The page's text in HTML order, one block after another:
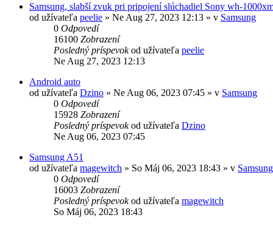
Samsung, slabší zvuk pri pripojení slúchadiel Sony wh-
od užívateľa peelie » Ne Aug 27, 2023 12:13 » v Samsung
0 Odpovedí
16100 Zobrazení
Posledný príspevokod užívateľa peelie
Ne Aug 27, 2023 12:13
Android auto
od užívateľa Dzino » Ne Aug 06, 2023 07:45 » v Samsung
0 Odpovedí
15928 Zobrazení
Posledný príspevokod užívateľa Dzino
Ne Aug 06, 2023 07:45
Samsung A51
od užívateľa magewitch » So Máj 06, 2023 18:43 » v Samsung
0 Odpovedí
16003 Zobrazení
Posledný príspevokod užívateľa magewitch
So Máj 06, 2023 18:43